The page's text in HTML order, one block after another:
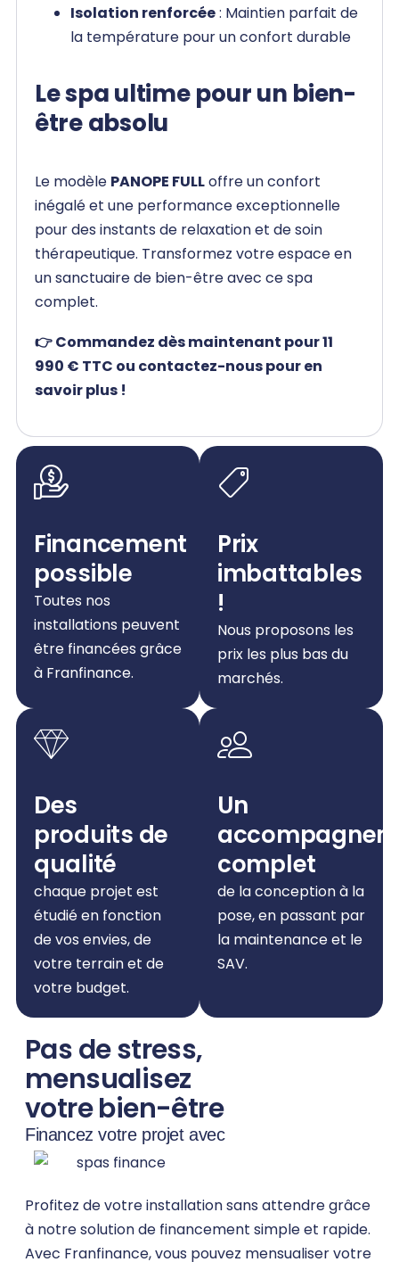
Isolation renforcée: Maintien parfait de
la température pour un confort durable
Le spa ultime pour un bien-
être absolu
Le modèle PANOPE FULLoffre un confort
inégalé et une performance exceptionnelle
pour des instants de relaxation et de soin
thérapeutique. Transformez votre espace en
un sanctuaire de bien-être avec ce spa
complet.
👉 Commandez dès maintenant pour 11
990 € TTC ou contactez-nous pour en
savoir plus !
Financement
possible
Toutes nos
installations peuvent
être financées grâce
à Franfinance.
Prix
imbattables
!
Nous proposons les
prix les plus bas du
marchés.
Des
produits de
qualité
chaque projet est
étudié en fonction
de vos envies, de
votre terrain et de
votre budget.
Un
complet
de la conception à la
pose, en passant par
la maintenance et le
SAV.
Pas de stress,
mensualisez
votre bien-être
Financez votre projet avec
Profitez de votre installation sans attendre grâce
à notre solution de financement simple et rapide.
Avec Franfinance, vous pouvez mensualiser votre